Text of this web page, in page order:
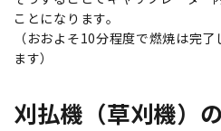
ことになります。
（おおよそ10分程度で燃焼は完
ます）
刈払機（草刈機）